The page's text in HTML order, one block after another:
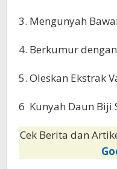
3. Mengunyah
4. Berkumur
5. Oleskan Ekstrak
6 Kunyah Daun Biji
Cek Berita dan